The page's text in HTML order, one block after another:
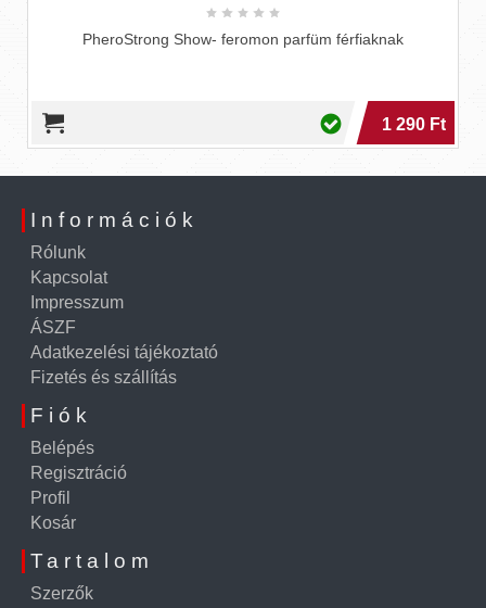
PheroStrong Show- feromon parfüm férfiaknak
1 290 Ft
Információk
Rólunk
Kapcsolat
Impresszum
ÁSZF
Adatkezelési tájékoztató
Fizetés és szállítás
Fiók
Belépés
Regisztráció
Profil
Kosár
Tartalom
Szerzők